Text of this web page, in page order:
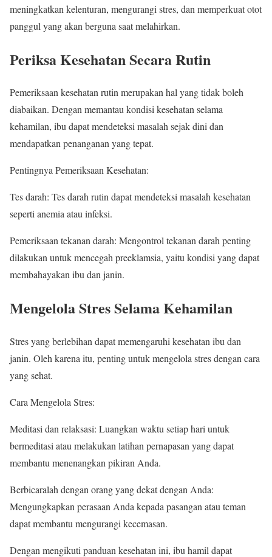
meningkatkan kelenturan, mengurangi stres, dan memperkuat otot
panggul yang akan berguna saat melahirkan.
Periksa Kesehatan Secara Rutin
Pemeriksaan kesehatan rutin merupakan hal yang tidak boleh
diabaikan. Dengan memantau kondisi kesehatan selama
kehamilan, ibu dapat mendeteksi masalah sejak dini dan
mendapatkan penanganan yang tepat.
Pentingnya Pemeriksaan Kesehatan:
Tes darah: Tes darah rutin dapat mendeteksi masalah kesehatan
seperti anemia atau infeksi.
Pemeriksaan tekanan darah: Mengontrol tekanan darah penting
dilakukan untuk mencegah preeklamsia, yaitu kondisi yang dapat
membahayakan ibu dan janin.
Mengelola Stres Selama Kehamilan
Stres yang berlebihan dapat memengaruhi kesehatan ibu dan
janin. Oleh karena itu, penting untuk mengelola stres dengan cara
yang sehat.
Cara Mengelola Stres:
Meditasi dan relaksasi: Luangkan waktu setiap hari untuk
bermeditasi atau melakukan latihan pernapasan yang dapat
membantu menenangkan pikiran Anda.
Berbicaralah dengan orang yang dekat dengan Anda:
Mengungkapkan perasaan Anda kepada pasangan atau teman
dapat membantu mengurangi kecemasan.
Dengan mengikuti panduan kesehatan ini, ibu hamil dapat